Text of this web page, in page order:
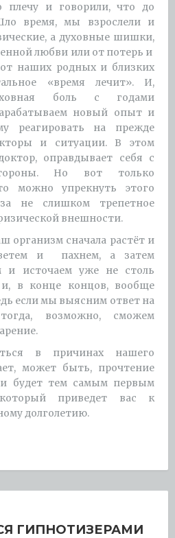
плечу и говорили, что до
время, мы взрослели и
а духовные шишки,
любви или от потерь и
наших родных и близких
«время лечит». И,
боль с годами
новый опыт и
реагировать на прежде
и ситуации. В этом
оправдывает себя с
Но вот только
можно упрекнуть этого
не слишком трепетное
внешности.
организм сначала растёт и
и пахнем, а затем
и источаем уже не столь
в конце концов, вообще
если мы выясним ответ на
возможно, сможем
в причинах нашего
может быть, прочтение
будет тем самым первым
приведет вас к
долголетию.
ГИПНОТИЗЕРАМИ